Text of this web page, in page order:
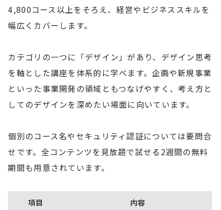
4,800コース以上をそろえ、経営やビジネススキルを
幅広くカバーします。
カテゴリの一つに「デザイン」があり、デザイン思考
を軸とした講座を体系的に学べます。企画や新規事業
といった事業開発の領域ともつなげやすく、考え方と
してのデザインを深めたい場面に向いています。
個別のコース名やセキュリティ認証については要問合
せです。全コンテンツを見放題で試せる2週間の無料
期間も用意されています。
項目 内容